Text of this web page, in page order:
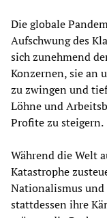
Die globale
Aufschwung des
sich zunehmend
Konzernen, sie an
zu zwingen und
Löhne und
Profite zu steigern.
Während die Welt
Katastrophe
Nationalismus und
stattdessen ihre